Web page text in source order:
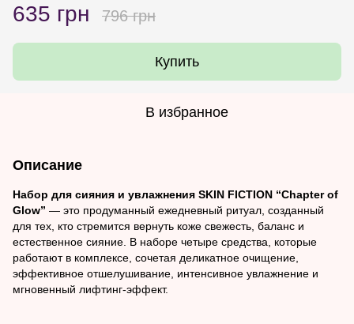
635 грн 796 грн
Купить
В избранное
Описание
Набор для сияния и увлажнения SKIN FICTION “Chapter of
Glow” — это продуманный ежедневный ритуал, созданный
для тех, кто стремится вернуть коже свежесть, баланс и
естественное сияние. В наборе четыре средства, которые
работают в комплексе, сочетая деликатное очищение,
эффективное отшелушивание, интенсивное увлажнение и
мгновенный лифтинг-эффект.